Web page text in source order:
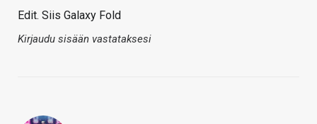
Edit. Siis Galaxy Fold
Kirjaudu sisään vastataksesi